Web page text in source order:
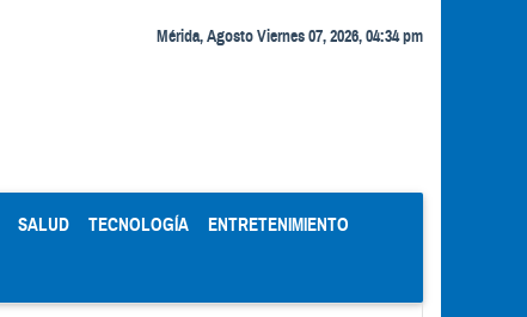
Mérida, Agosto Viernes 07, 2026, 04:34 pm
SALUD TECNOLOGÍA ENTRETENIMIENTO